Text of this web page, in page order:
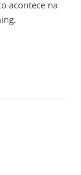
acontece na